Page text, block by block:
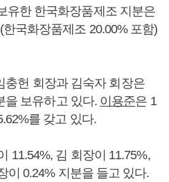
유한 한국화장품제조 지분은
국화장품제조 20.00% 포함)
충헌 회장과 김숙자 회장은
을 보유하고 있다. 이용준은 1
를 갖고 있다.
11.54%, 김 회장이 11.75%,
이 0.24% 지분을 들고 있다.